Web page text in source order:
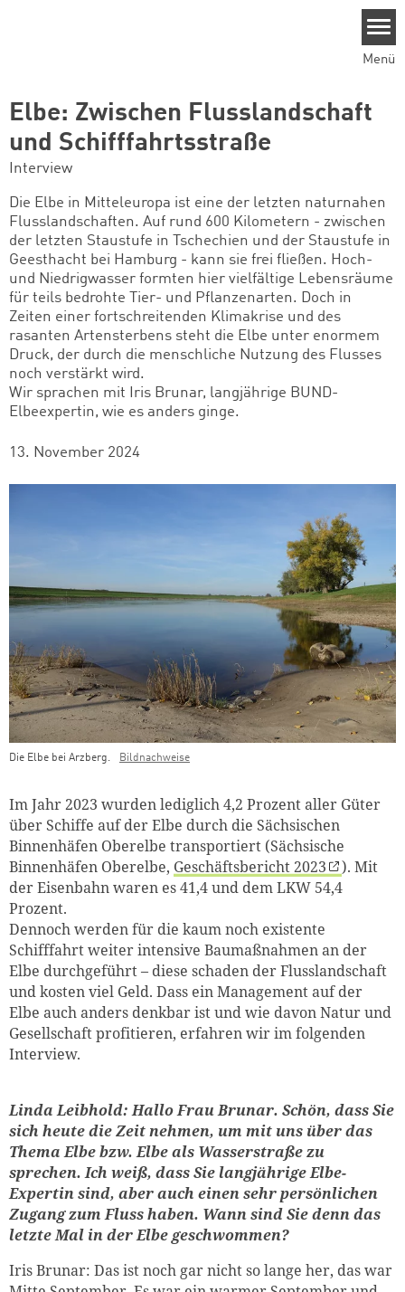
Menü
Elbe: Zwischen Flusslandschaft
und Schifffahrtsstraße
Interview
Die Elbe in Mitteleuropa ist eine der letzten naturnahen
Flusslandschaften. Auf rund 600 Kilometern - zwischen
der letzten Staustufe in Tschechien und der Staustufe in
Geesthacht bei Hamburg - kann sie frei fließen. Hoch-
und Niedrigwasser formten hier vielfältige Lebensräume
für teils bedrohte Tier- und Pflanzenarten. Doch in
Zeiten einer fortschreitenden Klimakrise und des
rasanten Artensterbens steht die Elbe unter enormem
Druck, der durch die menschliche Nutzung des Flusses
noch verstärkt wird.
Wir sprachen mit Iris Brunar, langjährige BUND-
Elbeexpertin, wie es anders ginge.
13. November 2024
Die Elbe bei Arzberg.
Bildnachweise
Im Jahr 2023 wurden lediglich 4,2 Prozent aller Güter
über Schiffe auf der Elbe durch die Sächsischen
Binnenhäfen Oberelbe transportiert (Sächsische
Binnenhäfen Oberelbe, Geschäftsbericht 2023
). Mit
der Eisenbahn waren es 41,4 und dem LKW 54,4
Prozent.
Dennoch werden für die kaum noch existente
Schifffahrt weiter intensive Baumaßnahmen an der
Elbe durchgeführt – diese schaden der Flusslandschaft
und kosten viel Geld. Dass ein Management auf der
Elbe auch anders denkbar ist und wie davon Natur und
Gesellschaft profitieren, erfahren wir im folgenden
Interview.
Linda Leibhold: Hallo Frau Brunar. Schön, dass Sie
sich heute die Zeit nehmen, um mit uns über das
Thema Elbe bzw. Elbe als Wasserstraße zu
sprechen. Ich weiß, dass Sie langjährige Elbe-
Expertin sind, aber auch einen sehr persönlichen
Zugang zum Fluss haben. Wann sind Sie denn das
letzte Mal in der Elbe geschwommen?
Iris Brunar: Das ist noch gar nicht so lange her, das war